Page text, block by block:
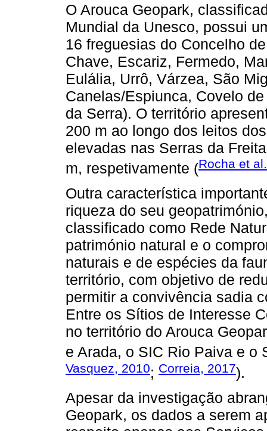
O Arouca Geopark,
Mundial da Unesco, possui
16 freguesias do Concelho
Chave, Escariz, Fermedo,
Eulália, Urrô, Várzea, São
Canelas/Espiunca, Covelo
da Serra). O território
200 m ao longo dos leitos
elevadas nas Serras da
m, respetivamente (Rocha et
Outra característica
riqueza do seu
classificado como Rede
património natural e o
naturais e de espécies da
território, com objetivo de
permitir a convivência sadia
Entre os Sítios de Interesse
no território do Arouca
e Arada, o SIC Rio Paiva e o
Vasquez, 2010; Correia, 2017).
Apesar da investigação
Geopark, os dados a serem